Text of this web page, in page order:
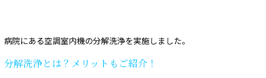
病院にある空調室内機の分解洗浄を実施しました。
分解洗浄とは？メリットもご紹介！